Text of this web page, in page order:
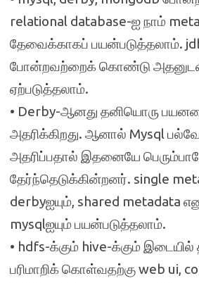
relational database-ஐ நாம்
தேவைக்காகப் பயன்படுத்தலாம்.
போன்றவற்றைக் கொண்டு
ஏற்படுத்தலாம்.
• Derby-ஆனது தனியொரு
அதரிக்கிறது. ஆனால் Mysql
அதரிப்பதால் இதனையே
தேர்ந்தெடுக்கின்றனர். single
derbyஐயும், shared metadata
mysqlஐயும் பயன்படுத்தலாம்.
• hdfs-க்கும் hive-க்கும்
பரிமாறிக் கொள்வதற்கு web ui,